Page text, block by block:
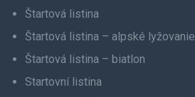
Štartová listina
Štartová listina – alpské lyžovanie
Štartová listina – biatlon
Startovní listina